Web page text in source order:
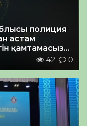
полиция
астам
қамтамасыз
42 0